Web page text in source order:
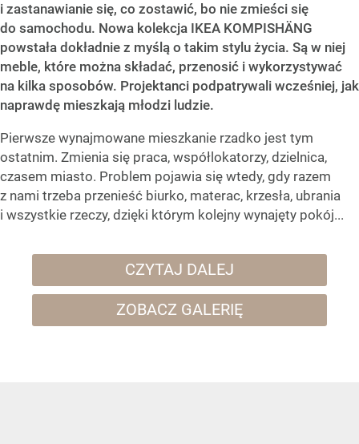
i zastanawianie się, co zostawić, bo nie zmieści się
do samochodu. Nowa kolekcja IKEA KOMPISHÄNG
powstała dokładnie z myślą o takim stylu życia. Są w niej
meble, które można składać, przenosić i wykorzystywać
na kilka sposobów. Projektanci podpatrywali wcześniej, jak
naprawdę mieszkają młodzi ludzie.
Pierwsze wynajmowane mieszkanie rzadko jest tym
ostatnim. Zmienia się praca, współlokatorzy, dzielnica,
czasem miasto. Problem pojawia się wtedy, gdy razem
z nami trzeba przenieść biurko, materac, krzesła, ubrania
i wszystkie rzeczy, dzięki którym kolejny wynajęty pokój...
CZYTAJ DALEJ
ZOBACZ GALERIĘ